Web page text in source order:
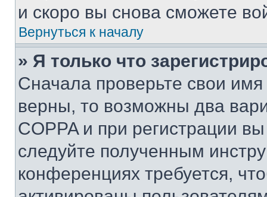
и скоро вы снова сможете
Вернуться к началу
» Я только что
Сначала проверьте свои
верны, то возможны два
COPPA и при регистрации
следуйте полученным
конференциях требуется,